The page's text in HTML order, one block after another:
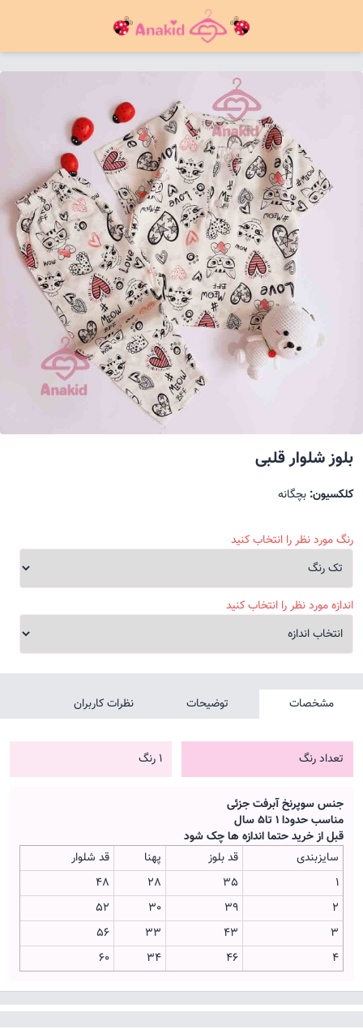
بلوز شلوار قلبی
کلکسیون: بچگانه
رنگ مورد نظر را انتخاب کنید
اندازه مورد نظر را انتخاب کنید
مشخصات توضیحات نظرات کاربران
تعداد رنگ 1 رنگ
جنس سوپرنخ آبرفت جزئی
مناسب حدودا 1 تا5 سال
قبل از خرید حتما اندازه ها چک شود
سایزبندی
قد بلوز پهنا
قد شلوار
1
35
28
48
2
39
30
52
3
43
33
56
4
46
34
60